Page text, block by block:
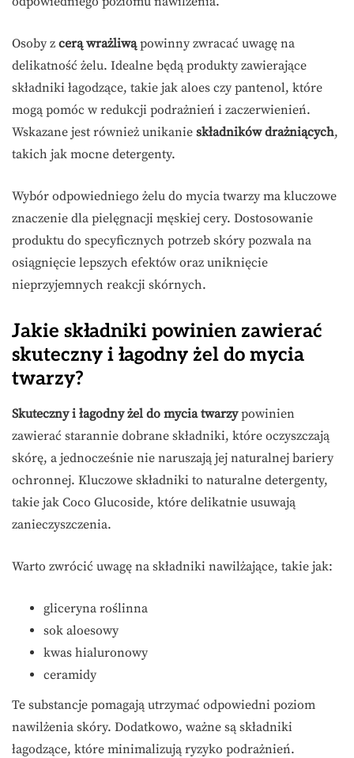
Osoby z cerą wrażliwąpowinny zwracać uwagę na
delikatność żelu. Idealne będą produkty zawierające
składniki łagodzące, takie jak aloes czy pantenol, które
mogą pomóc w redukcji podrażnień i zaczerwienień.
Wskazane jest również unikanie składników drażniących,
takich jak mocne detergenty.
Wybór odpowiedniego żelu do mycia twarzy ma kluczowe
znaczenie dla pielęgnacji męskiej cery. Dostosowanie
produktu do specyficznych potrzeb skóry pozwala na
osiągnięcie lepszych efektów oraz uniknięcie
nieprzyjemnych reakcji skórnych.
Jakie składniki powinien zawierać
skuteczny i łagodny żel do mycia
twarzy?
Skuteczny i łagodny żel do mycia twarzypowinien
zawierać starannie dobrane składniki, które oczyszczają
skórę, a jednocześnie nie naruszają jej naturalnej bariery
ochronnej. Kluczowe składniki to naturalne detergenty,
takie jak Coco Glucoside, które delikatnie usuwają
zanieczyszczenia.
Warto zwrócić uwagę na składniki nawilżające, takie jak:
gliceryna roślinna
sok aloesowy
kwas hialuronowy
ceramidy
Te substancje pomagają utrzymać odpowiedni poziom
nawilżenia skóry. Dodatkowo, ważne są składniki
łagodzące, które minimalizują ryzyko podrażnień.